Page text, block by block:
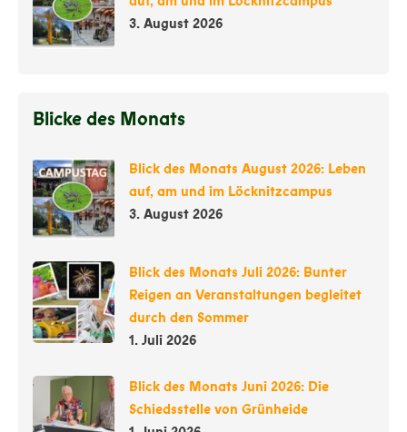
3. August 2026
Blicke des Monats
Blick des Monats August 2026: Leben
auf, am und im Löcknitzcampus
3. August 2026
Blick des Monats Juli 2026: Bunter
Reigen an Veranstaltungen begleitet
durch den Sommer
1. Juli 2026
Blick des Monats Juni 2026: Die
Schiedsstelle von Grünheide